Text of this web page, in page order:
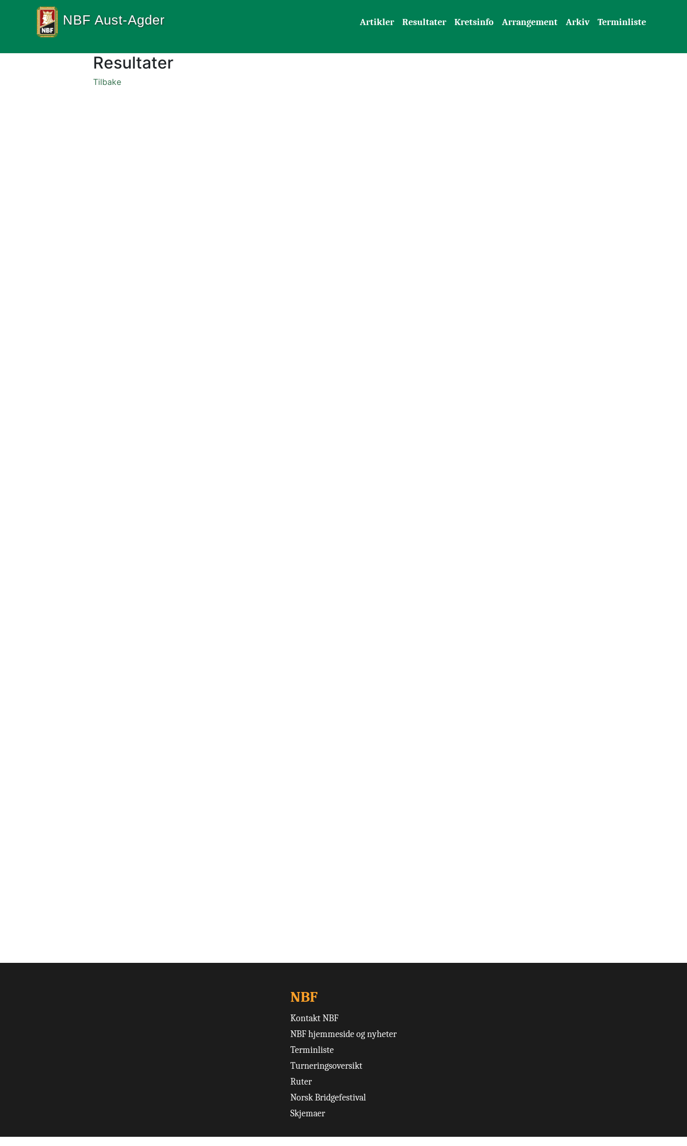
NBF Aust-Agder Artikler Resultater Kretsinfo Arrangement Arkiv Terminliste
Resultater
Tilbake
NBF
Kontakt NBF
NBF hjemmeside og nyheter
Terminliste
Turneringsoversikt
Ruter
Norsk Bridgefestival
Skjemaer